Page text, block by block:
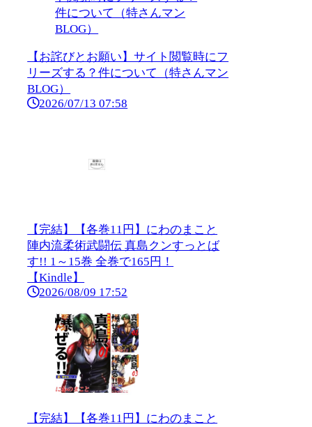
【お詫びとお願い】サイト閲覧時にフ
リーズする？件について（特さんマン
BLOG）
2026/07/13 07:58
【完結】【各巻11円】にわのまこと
陣内流柔術武闘伝 真島クンすっとば
す!! 1～15巻 全巻で165円！
【Kindle】
2026/08/09 17:52
【完結】【各巻11円】にわのまこと